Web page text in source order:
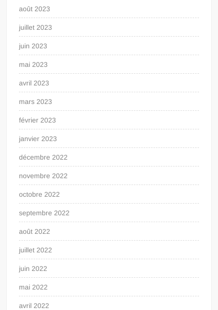
août 2023
juillet 2023
juin 2023
mai 2023
avril 2023
mars 2023
février 2023
janvier 2023
décembre 2022
novembre 2022
octobre 2022
septembre 2022
août 2022
juillet 2022
juin 2022
mai 2022
avril 2022